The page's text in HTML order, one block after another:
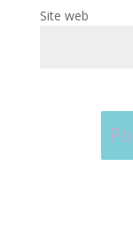
Site web